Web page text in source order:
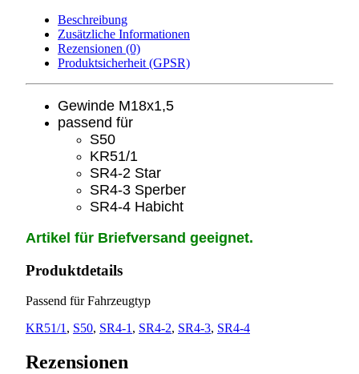
Beschreibung
Zusätzliche Informationen
Rezensionen (0)
Produktsicherheit (GPSR)
Gewinde M18x1,5
passend für
S50
KR51/1
SR4-2 Star
SR4-3 Sperber
SR4-4 Habicht
Artikel für Briefversand geeignet.
Produktdetails
Passend für Fahrzeugtyp
KR51/1 , S50, SR4-1 , SR4-2, SR4-3, SR4-4
Rezensionen